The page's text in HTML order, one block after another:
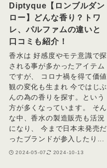
Diptyque【ロンブルダン
ロー】どんな香り？トワ
レ、パルファムの違いと
口コミも紹介！
香水は 好感度やモテ意識で探
される事が多かったアイテム
ですが、 コロナ禍を得て価値
観の変化も生まれ 今ではじぶ
んの為の香りを探す。という
方が多くなっています。 そん
な中、香水の製造販売も活況
になり、 今まで日本未発売だ
ったブランドが参入したり...
2024-05-07 2024-10-13